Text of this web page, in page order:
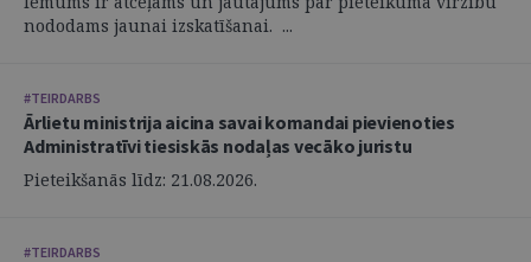
nododams jaunai izskatīšanai. ...
#TEIRDARBS
Ārlietu ministrija aicina savai komandai pievienoties
Administratīvi tiesiskās nodaļas vecāko juristu
Pieteikšanās līdz: 21.08.2026.
#TEIRDARBS